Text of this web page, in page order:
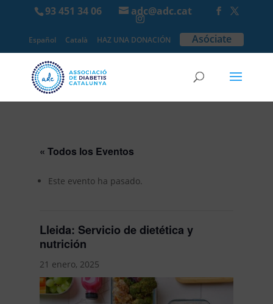
93 451 34 06 adc@adc.cat
Español Català HAZ UNA DONACIÓN Asóciate
« Todos los Eventos
Este evento ha pasado.
Lleida: Servicio de dietética y
nutrición
21 enero, 2025